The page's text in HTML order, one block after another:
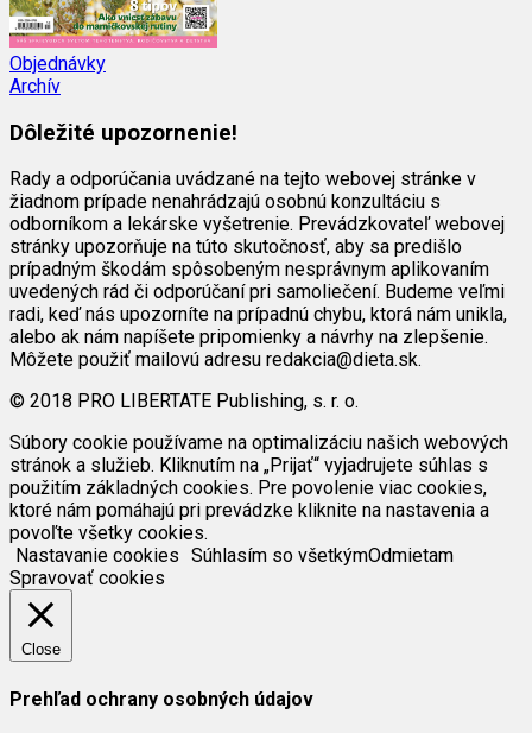
Objednávky
Archív
Dôležité upozornenie!
Rady a odporúčania uvádzané na tejto webovej stránke v
žiadnom prípade nenahrádzajú osobnú konzultáciu s
odborníkom a lekárske vyšetrenie. Prevádzkovateľ webovej
stránky upozorňuje na túto skutočnosť, aby sa predišlo
prípadným škodám spôsobeným nesprávnym aplikovaním
uvedených rád či odporúčaní pri samoliečení. Budeme veľmi
radi, keď nás upozorníte na prípadnú chybu, ktorá nám unikla,
alebo ak nám napíšete pripomienky a návrhy na zlepšenie.
Môžete použiť mailovú adresu redakcia@dieta.sk.
© 2018 PRO LIBERTATE Publishing, s. r. o.
Súbory cookie používame na optimalizáciu našich webových
stránok a služieb. Kliknutím na „Prijať“ vyjadrujete súhlas s
použitím základných cookies. Pre povolenie viac cookies,
ktoré nám pomáhajú pri prevádzke kliknite na nastavenia a
povoľte všetky cookies.
Nastavanie cookies Súhlasím so všetkýmOdmietam
Spravovať cookies
Close
Prehľad ochrany osobných údajov